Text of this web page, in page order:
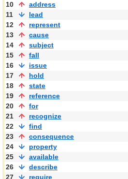
10
address
11
lead
12
represent
13
cause
14
subject
15
fall
16
issue
17
hold
18
state
19
reference
20
for
21
recognize
22
find
23
consequence
24
property
25
available
26
describe
27
require